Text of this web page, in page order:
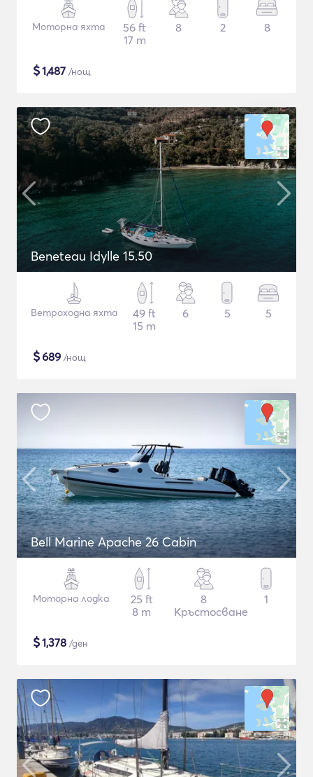
Моторна яхта
56 ft
17 m
8 2 8
$1,487 /нощ
Beneteau Idylle 15.50
Ветроходна яхта
49 ft
15 m
6 5 5
$689 /нощ
Bell Marine Apache 26 Cabin
Моторна лодка
25 ft
8 m
8
Кръстосване
1
$1,378 /ден